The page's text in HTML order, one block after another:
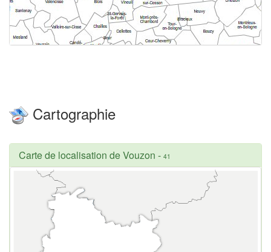
Cartographie
Carte de localisation de Vouzon - 41